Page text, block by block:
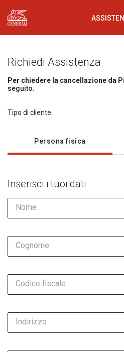
Generali Logo
Richiedi Assistenza
Per chiedere la cancellazione da
seguito.
Tipo di cliente:
Persona fisica
Inserisci i tuoi dati
Nome
Cognome
Codice fiscale
Indirizzo